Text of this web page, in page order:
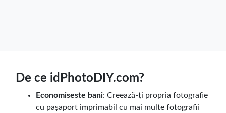
De ce idPhotoDIY.com?
Economiseste bani: Creează-ți propria fotografie
cu pașaport imprimabil cu mai multe fotografii